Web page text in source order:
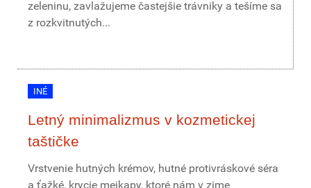
zeleninu, zavlažujeme častejšie trávniky a tešíme sa
z rozkvitnutých...
INÉ
Letný minimalizmus v kozmetickej
taštičke
Vrstvenie hutných krémov, hutné protivráskové séra
a ťažké, krycie mejkapy, ktoré nám v zime